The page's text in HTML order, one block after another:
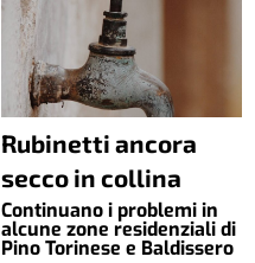
Rubinetti ancora
secco in collina
Continuano i problemi in
alcune zone residenziali di
Pino Torinese e Baldissero